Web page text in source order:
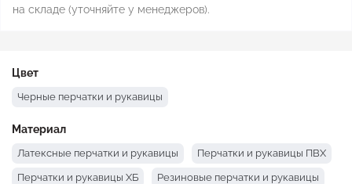
на складе (уточняйте у менеджеров).
Цвет
Черные перчатки и рукавицы
Материал
Латексные перчатки и рукавицы Перчатки и рукавицы ПВХ
Перчатки и рукавицы ХБ Резиновые перчатки и рукавицы